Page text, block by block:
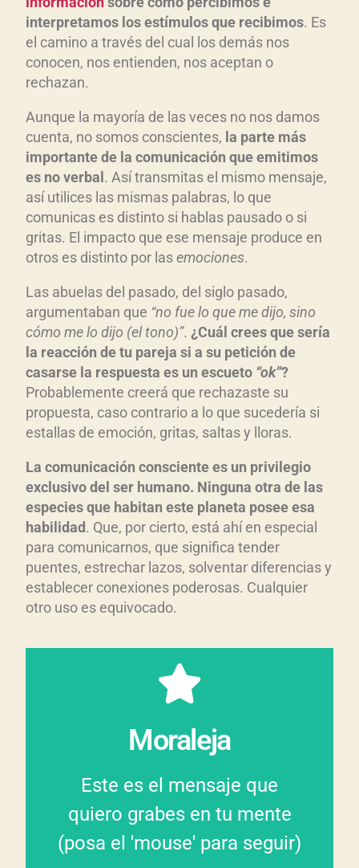
interpretamos los estímulos que recibimos. Es
el camino a través del cual los demás nos
conocen, nos entienden, nos aceptan o
rechazan.
Aunque la mayoría de las veces no nos damos
cuenta, no somos conscientes, la parte más
importante de la comunicación que emitimos
es no verbal . Así transmitas el mismo mensaje,
así utilices las mismas palabras, lo que
comunicas es distinto si hablas pausado o si
gritas. El impacto que ese mensaje produce en
otros es distinto por lasemociones.
Las abuelas del pasado, del siglo pasado,
argumentaban que “no fue lo que me dijo, sino
cómo me lo dijo (el tono)”. ¿Cuál crees que sería
la reacción de tu pareja si a su petición de
casarse la respuesta es un escueto “ok”?
Probablemente creerá que rechazaste su
propuesta, caso contrario a lo que sucedería si
estallas de emoción, gritas, saltas y lloras.
La comunicación consciente es un privilegio
exclusivo del ser humano. Ninguna otra de las
especies que habitan este planeta posee esa
habilidad. Que, por cierto, está ahí en especial
para comunicarnos, que significa tender
puentes, estrechar lazos, solventar diferencias y
establecer conexiones poderosas. Cualquier
otro uso es equivocado.
Moraleja
Este es el mensaje que
quiero grabes en tu mente
(posa el 'mouse' para seguir)
Lo que comunicas y cómo lo
comunicas va más allá de
las palabras. El impacto de tu
mensaje está determinado, y
condicionado de manera
especial, por las emociones,
poderosas y volátiles.